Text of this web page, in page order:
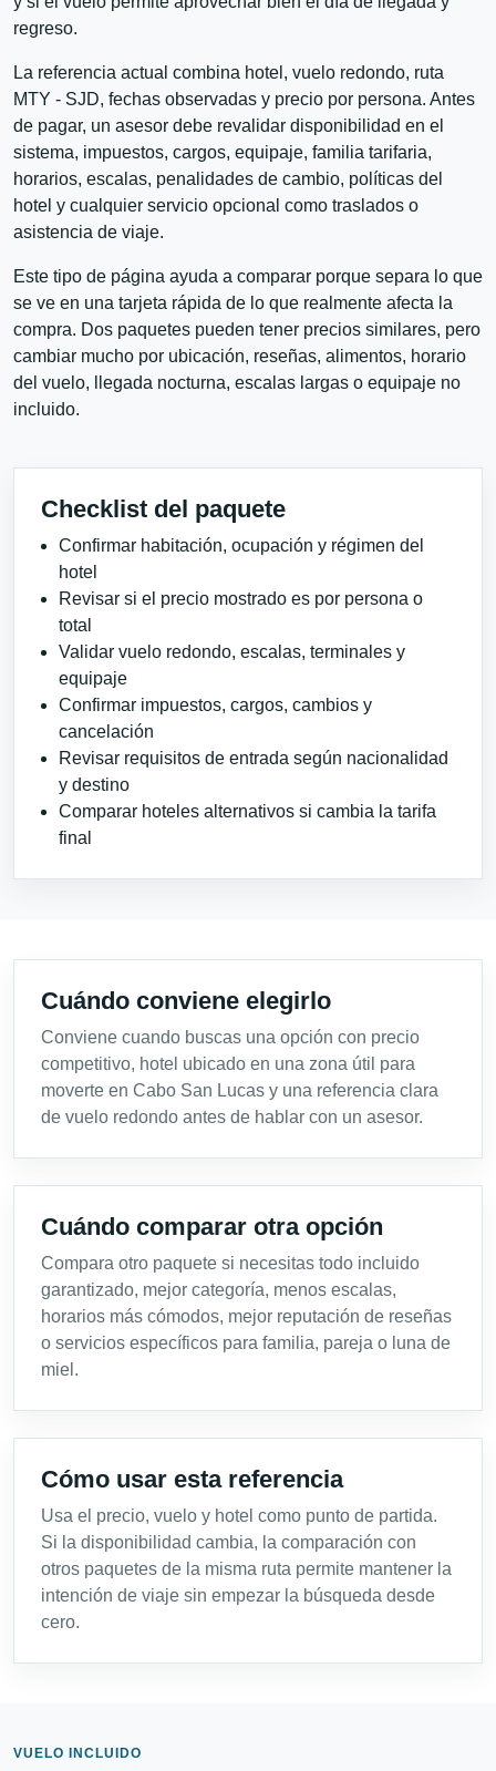
regreso.
La referencia actual combina hotel, vuelo redondo, ruta
MTY - SJD, fechas observadas y precio por persona. Antes
de pagar, un asesor debe revalidar disponibilidad en el
sistema, impuestos, cargos, equipaje, familia tarifaria,
horarios, escalas, penalidades de cambio, políticas del
hotel y cualquier servicio opcional como traslados o
asistencia de viaje.
Este tipo de página ayuda a comparar porque separa lo que
se ve en una tarjeta rápida de lo que realmente afecta la
compra. Dos paquetes pueden tener precios similares, pero
cambiar mucho por ubicación, reseñas, alimentos, horario
del vuelo, llegada nocturna, escalas largas o equipaje no
incluido.
Checklist del paquete
Confirmar habitación, ocupación y régimen del
hotel
Revisar si el precio mostrado es por persona o
total
Validar vuelo redondo, escalas, terminales y
equipaje
Confirmar impuestos, cargos, cambios y
cancelación
Revisar requisitos de entrada según nacionalidad
y destino
Comparar hoteles alternativos si cambia la tarifa
final
Cuándo conviene elegirlo
Conviene cuando buscas una opción con precio
competitivo, hotel ubicado en una zona útil para
moverte en Cabo San Lucas y una referencia clara
de vuelo redondo antes de hablar con un asesor.
Cuándo comparar otra opción
Compara otro paquete si necesitas todo incluido
garantizado, mejor categoría, menos escalas,
horarios más cómodos, mejor reputación de reseñas
o servicios específicos para familia, pareja o luna de
miel.
Cómo usar esta referencia
Usa el precio, vuelo y hotel como punto de partida.
Si la disponibilidad cambia, la comparación con
otros paquetes de la misma ruta permite mantener la
intención de viaje sin empezar la búsqueda desde
cero.
VUELO INCLUIDO